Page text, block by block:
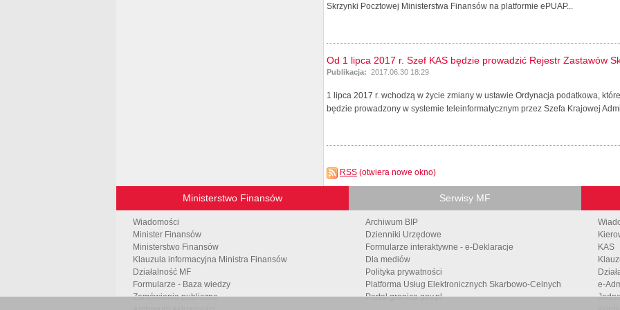
Skrzynki Pocztowej Ministerstwa Finansów na platformie ePUAP...
Od 1 lipca 2017 r. Szef KAS będzie prowadzić Rejestr Zastawów
Publikacja: 2017.06.30 18:29
1 lipca 2017 r. wchodzą w życie zmiany w ustawie Ordynacja podatkowa,
będzie prowadzony w systemie teleinformatycznym przez Szefa Krajowej
RSS (otwiera nowe okno)
Ministerstwo Finansów
Wiadomości
Minister Finansów
Ministerstwo Finansów
Klauzula informacyjna Ministra Finansów
Działalność MF
Formularze - Baza wiedzy
Zamówienia publiczne
Serwisy MF
Archiwum BIP
Dzienniki Urzędowe
Formularze interaktywne - e-Deklaracje
Dla mediów
Polityka prywatności
Platforma Usług Elektronicznych Skarbowo-Celnych
Portal granica.gov.pl
KAS
e-